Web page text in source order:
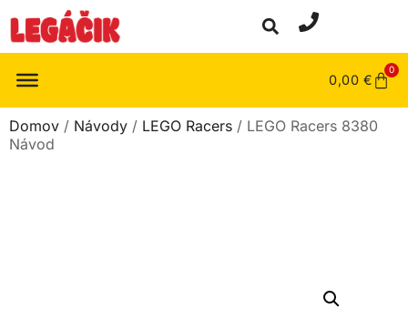
0,00 €
0
Domov / Návody / LEGO Racers / LEGO Racers 8380
Návod